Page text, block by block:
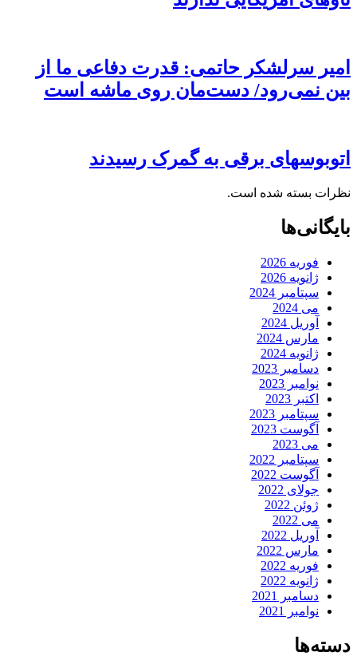
امیر سرلشکر حاتمی: قدرت دفاعی ما از
بین نمی‌رود/ دست‌مان روی ماشه است
اتوبوسهای برقی به گمرک رسیدند
نظرات بسته شده است.
بایگانی‌ها
فوریه 2026
ژانویه 2026
سپتامبر 2024
می 2024
آوریل 2024
مارس 2024
ژانویه 2024
دسامبر 2023
نوامبر 2023
اکتبر 2023
سپتامبر 2023
آگوست 2023
می 2023
سپتامبر 2022
آگوست 2022
جولای 2022
ژوئن 2022
می 2022
آوریل 2022
مارس 2022
فوریه 2022
ژانویه 2022
دسامبر 2021
نوامبر 2021
دسته‌ها